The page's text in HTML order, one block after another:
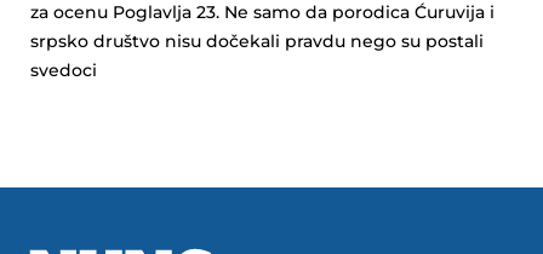
za ocenu Poglavlja 23. Ne samo da porodica Ćuruvija i
srpsko društvo nisu dočekali pravdu nego su postali
svedoci